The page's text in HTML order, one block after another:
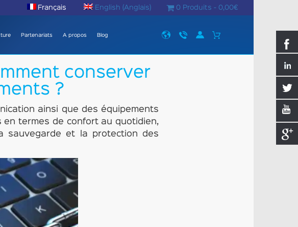
Français English ( Anglais) 0 Produits - 0,00€
Partenariats A propos Blog
conserver
?
ainsi que des équipements
termes de confort au quotidien,
sauvegarde et la protection des